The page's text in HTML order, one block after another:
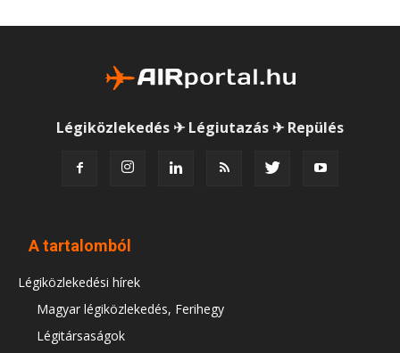
Légiközlekedés ✈ Légiutazás ✈ Repülés
A tartalomból
Légiközlekedési hírek
Magyar légiközlekedés, Ferihegy
Légitársaságok